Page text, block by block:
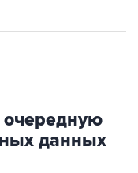
данных
- Пентагон